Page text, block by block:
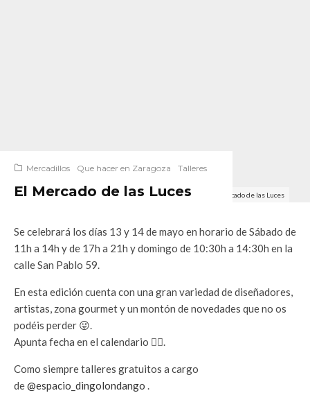
El Mercado de las Luces
Mercadillos Que hacer en Zaragoza Talleres
El Mercado de las Luces
Se celebrará los días 13 y 14 de mayo en horario de Sábado de
11h a 14h y de 17h a 21h y domingo de 10:30h a 14:30h en la
calle San Pablo 59.
En esta edición cuenta con una gran variedad de diseñadores,
artistas, zona gourmet y un montón de novedades que no os
podéis perder 😜.
Apunta fecha en el calendario ✌🏻.
Como siempre talleres gratuitos a cargo
de@espacio_dingolondango .